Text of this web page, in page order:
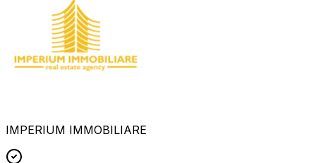
IMPERIUM IMMOBILIARE